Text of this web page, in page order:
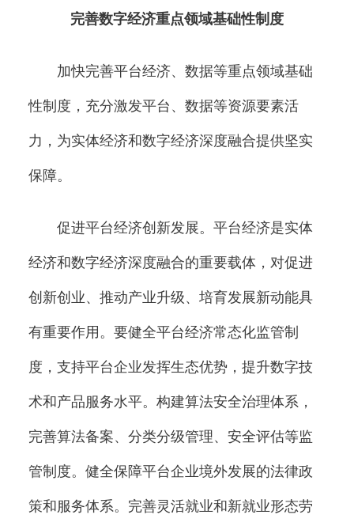
完善数字经济重点领域基础性制度
加快完善平台经济、数据等重点领域基础
性制度，充分激发平台、数据等资源要素活
力，为实体经济和数字经济深度融合提供坚实
保障。
促进平台经济创新发展。平台经济是实体
经济和数字经济深度融合的重要载体，对促进
创新创业、推动产业升级、培育发展新动能具
有重要作用。要健全平台经济常态化监管制
度，支持平台企业发挥生态优势，提升数字技
术和产品服务水平。构建算法安全治理体系，
完善算法备案、分类分级管理、安全评估等监
管制度。健全保障平台企业境外发展的法律政
策和服务体系。完善灵活就业和新就业形态劳